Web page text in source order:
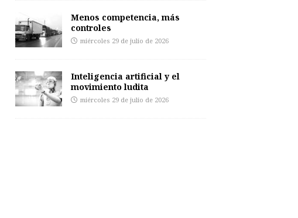
Menos competencia, más
controles
miércoles 29 de julio de 2026
Inteligencia artificial y el
movimiento ludita
miércoles 29 de julio de 2026